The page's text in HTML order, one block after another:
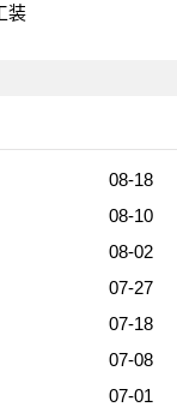
装
08-18
08-10
08-02
07-27
07-18
07-08
07-01